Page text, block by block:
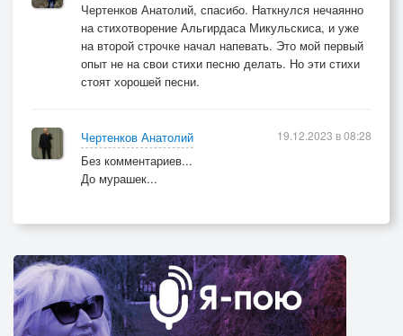
Чертенков Анатолий, спасибо. Наткнулся нечаянно
на стихотворение Альгирдаса Микульскиса, и уже
на второй строчке начал напевать. Это мой первый
опыт не на свои стихи песню делать. Но эти стихи
стоят хорошей песни.
Чертенков Анатолий
Без комментариев...
До мурашек...
19.12.2023 в 08:28